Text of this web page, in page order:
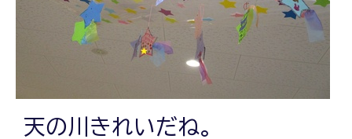
天の川きれいだね。